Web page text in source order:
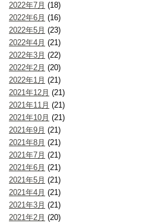
2022年7月 (18)
2022年6月 (16)
2022年5月 (23)
2022年4月 (21)
2022年3月 (22)
2022年2月 (20)
2022年1月 (21)
2021年12月 (21)
2021年11月 (21)
2021年10月 (21)
2021年9月 (21)
2021年8月 (21)
2021年7月 (21)
2021年6月 (21)
2021年5月 (21)
2021年4月 (21)
2021年3月 (21)
2021年2月 (20)